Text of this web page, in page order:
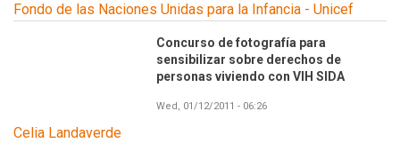
Fondo de las Naciones Unidas para la Infancia - Unicef
Concurso de fotografía para
sensibilizar sobre derechos de
personas viviendo con VIH SIDA
Wed, 01/12/2011 - 06:26
Celia Landaverde